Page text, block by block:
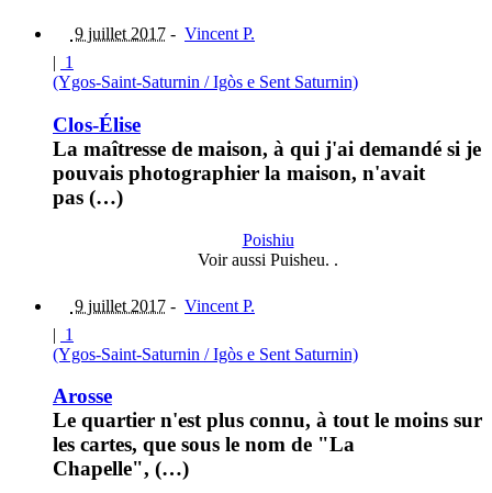
9 juillet 2017 - Vincent P.
| 1
(Ygos-Saint-Saturnin / Igòs e Sent Saturnin)
Clos-Élise
La maîtresse de maison, à qui j'ai demandé si je
pouvais photographier la maison, n'avait
pas (…)
Poishiu
Voir aussi Puisheu. .
9 juillet 2017 - Vincent P.
| 1
(Ygos-Saint-Saturnin / Igòs e Sent Saturnin)
Arosse
Le quartier n'est plus connu, à tout le moins sur
les cartes, que sous le nom de "La
Chapelle", (…)